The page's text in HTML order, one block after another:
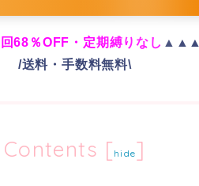
68％OFF・定期縛りなし ▲▲▲
/送料・手数料無料\
Contents [ hide]